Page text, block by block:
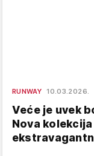
RUNWAY 10.03.2026.
Veće je uvek
Nova